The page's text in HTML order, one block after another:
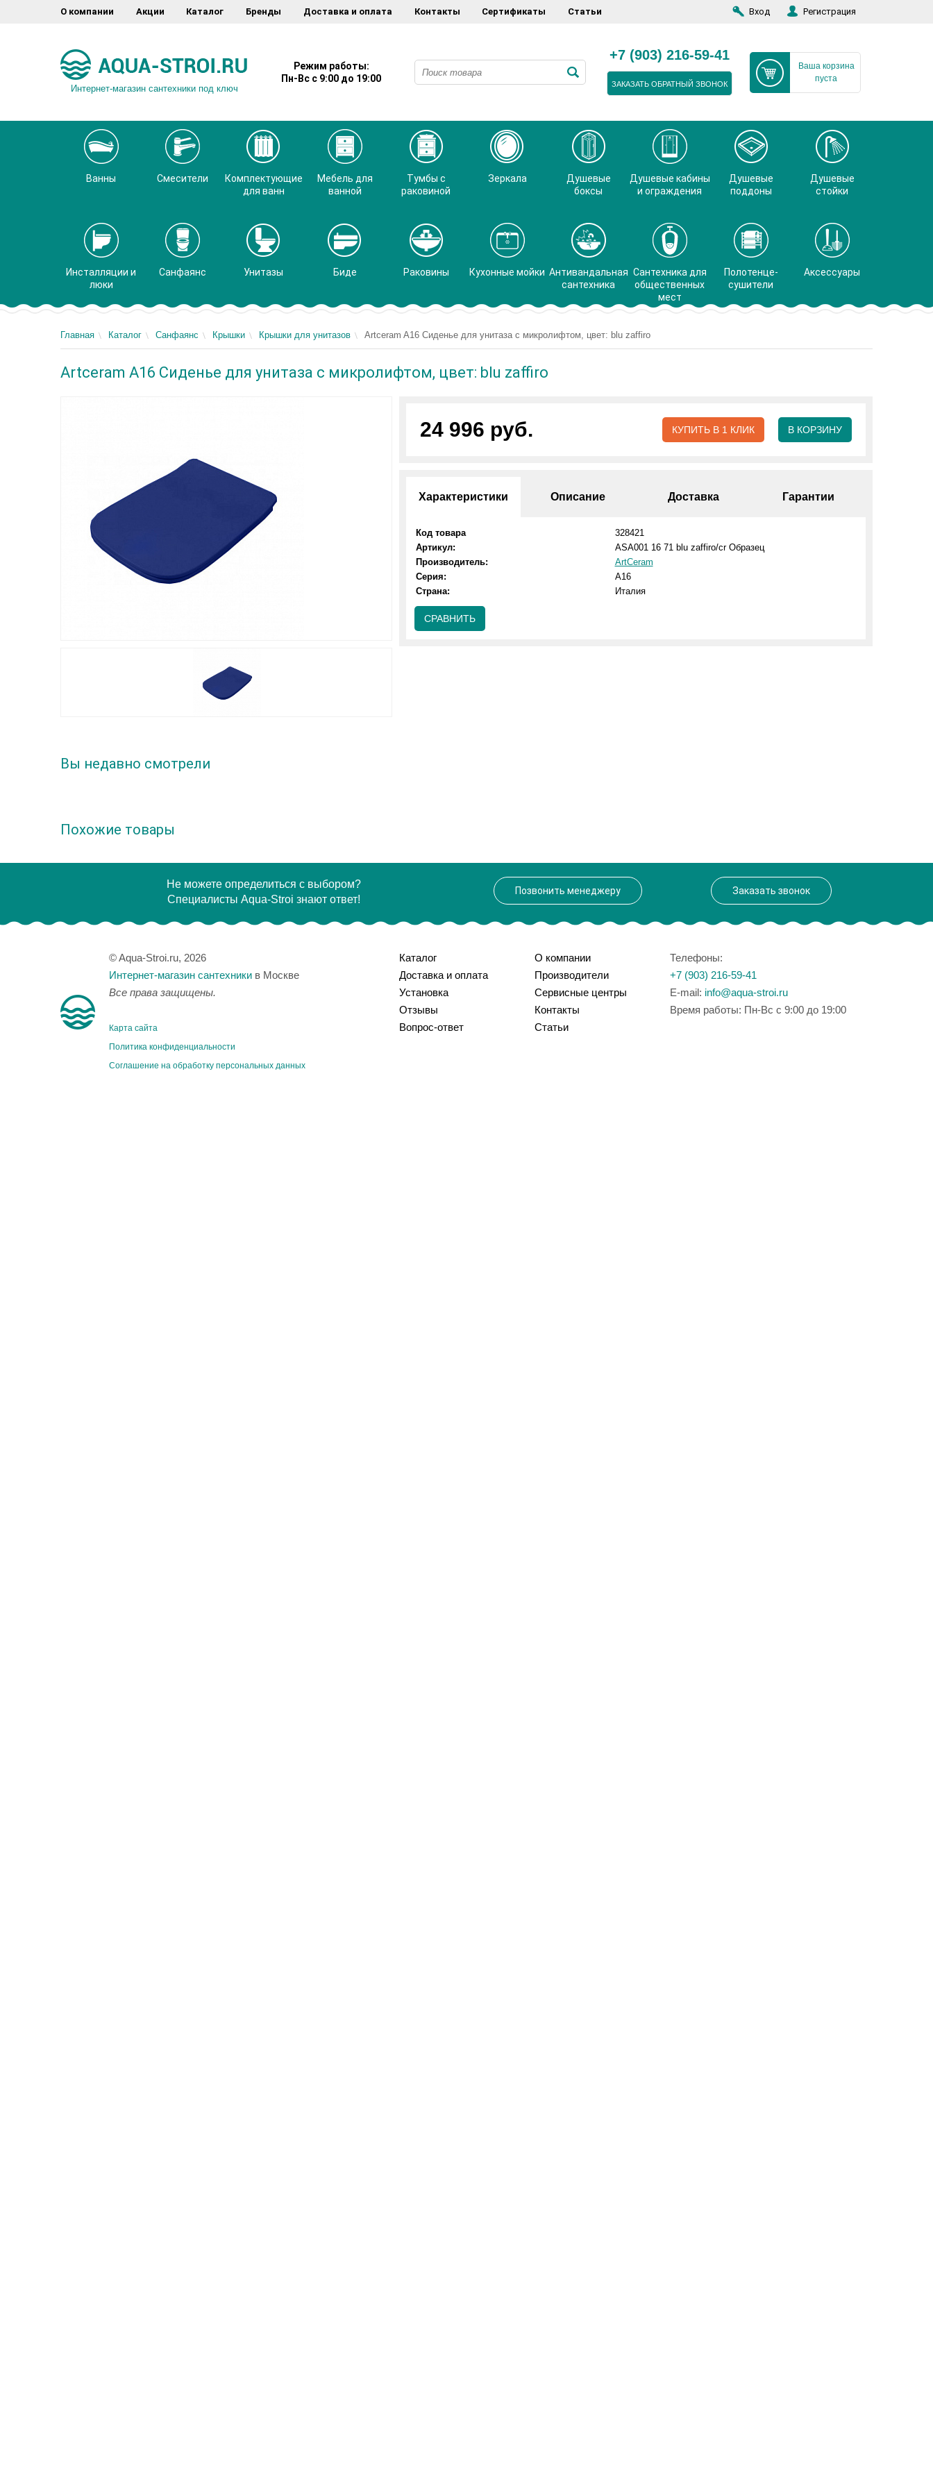
О компании Акции Каталог Бренды Доставка и оплата Контакты Сертификаты Статьи Вход Регистрация
Интернет-магазин сантехники под ключ
Режим работы:
Пн-Вс с 9:00 до 19:00
+7 (903) 216-59-41
ЗАКАЗАТЬ ОБРАТНЫЙ ЗВОНОК
Ваша корзина
пуста
Ванны Смесители
Комплектующие
для ванн
Мебель для
ванной
Тумбы с
раковиной
Зеркала
Душевые
боксы
Душевые кабины
и ограждения
Душевые
поддоны
Душевые
стойки
Инсталляции и
люки
Санфаянс Унитазы Биде Раковины Кухонные мойки Антивандальная
сантехника
Сантехника для
общественных
мест
Полотенце-
сушители
Аксессуары
Главная Каталог Санфаянс Крышки Крышки для унитазов Artceram A16 Сиденье для унитаза с микролифтом, цвет: blu zaffiro
Artceram A16 Сиденье для унитаза с микролифтом, цвет: blu zaffiro
24 996 руб. КУПИТЬ В 1 КЛИК В КОРЗИНУ
Характеристики Описание Доставка Гарантии
Код товара
328421
Артикул:
ASA001 16 71 blu zaffiro/cr Образец
Производитель:
ArtCeram
Серия:
A16
Страна:
Италия
СРАВНИТЬ
Вы недавно смотрели
Похожие товары
Не можете определиться с выбором?
Специалисты Aqua-Stroi знают ответ!
Позвонить менеджеру Заказать звонок
© Aqua-Stroi.ru, 2026
Интернет-магазин сантехники в Москве
Все права защищены.
Карта сайта
Политика конфиденциальности
Соглашение на обработку персональных данных
Каталог
Доставка и оплата
Установка
Отзывы
Вопрос-ответ
О компании
Производители
Сервисные центры
Контакты
Статьи
Телефоны:
+7 (903) 216-59-41
E-mail: info@aqua-stroi.ru
Время работы: Пн-Вс с 9:00 до 19:00